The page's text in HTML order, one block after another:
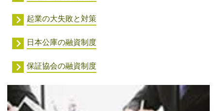
起業の大失敗と対策
日本公庫の融資制度
保証協会の融資制度